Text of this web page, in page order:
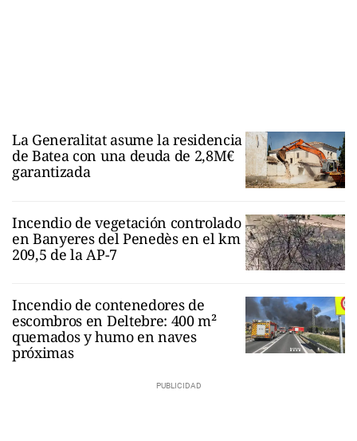
La Generalitat asume la residencia
de Batea con una deuda de 2,8M€
garantizada
Incendio de vegetación controlado
en Banyeres del Penedès en el km
209,5 de la AP-7
Incendio de contenedores de
escombros en Deltebre: 400 m²
quemados y humo en naves
próximas